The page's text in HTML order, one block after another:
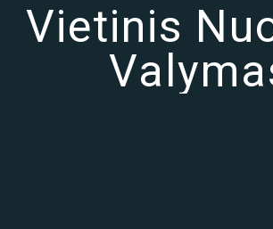
Vietinis